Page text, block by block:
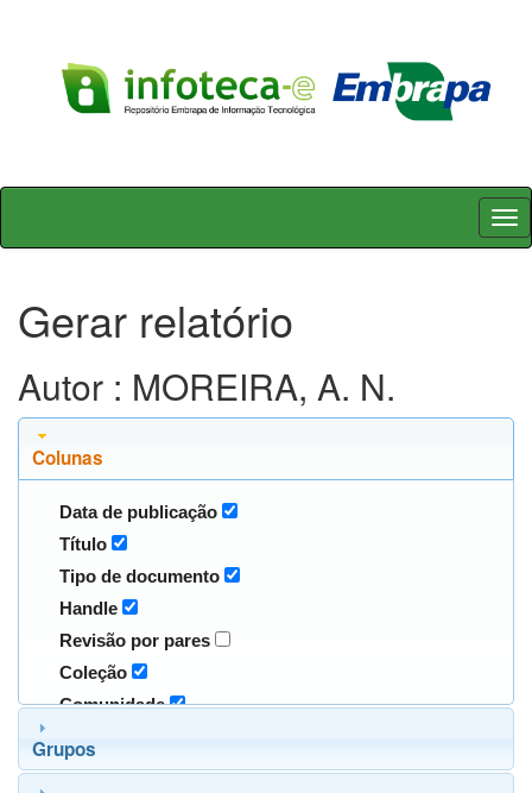
Skip
Gerar relatório
Autor : MOREIRA, A. N.
Colunas
Data de publicação
Título
Tipo de documento
Handle
Revisão por pares
Coleção
Comunidade
Grupos